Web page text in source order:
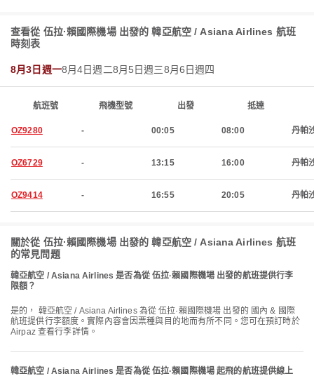
查看從 伍拉·賴國際機場 出發的 韓亞航空 / Asiana Airlines 航班
時刻表
8月3日週一8月4日週二8月5日週三8月6日週四
航班號 飛機型號 出發 抵達
OZ9280 - 00:05 08:00 丹帕
OZ6729 - 13:15 16:00 丹帕
OZ9414 - 16:55 20:05 丹帕
關於從 伍拉·賴國際機場 出發的 韓亞航空 / Asiana Airlines 航班
的常見問題
韓亞航空 / Asiana Airlines 是否為從 伍拉·賴國際機場 出發的航班提供行李
限額？
是的， 韓亞航空 / Asiana Airlines 為從 伍拉·賴國際機場 出發的 國內 & 國際
航班提供行李額度。實際內容會因票種與目的地而有所不同。您可在預訂時於
Airpaz 查看行李詳情。
韓亞航空 / Asiana Airlines 是否為從 伍拉·賴國際機場 起飛的航班提供線上